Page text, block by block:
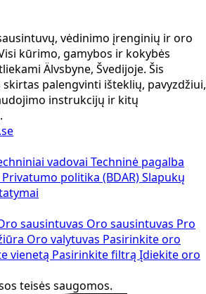
vėdinimo įrenginių ir oro
kūrimo, gamybos ir kokybės
Älvsbyne, Švedijoje. Šis
palengvinti išteklių, pavyzdžiui,
instrukcijų ir kitų
vadovai Techninė pagalba
Privatumo politika (BDAR)Slapukų
sausintuvas Oro sausintuvas Pro
Oro valytuvas Pasirinkite oro
vienetą Pasirinkite filtrą Įdiekite oro
teisės saugomos.